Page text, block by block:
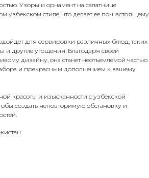
Узоры и орнамент на салатнице
узбекском стиле, что делает ее по-настоящему
для сервировки различных блюд, таких
и другие угощения. Благодаря своей
дизайну, она станет неотъемлемой частью
и прекрасным дополнением к вашему
красоты и изысканности с узбекской
создать неповторимую обстановку и